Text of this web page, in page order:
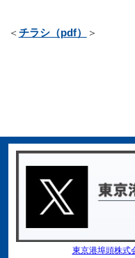
＜チラシ（pdf） ＞
東京港埠頭株式